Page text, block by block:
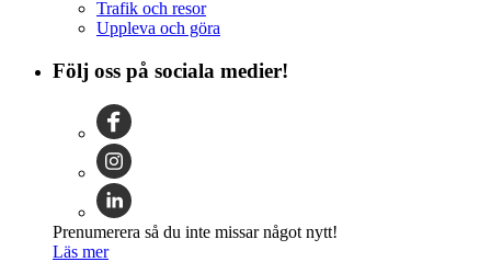
Trafik och resor
Uppleva och göra
Följ oss på sociala medier!
Prenumerera så du inte missar något nytt!
Läs mer